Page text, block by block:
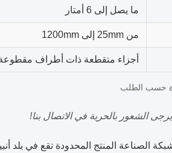
ما يصل إلى 6 أمتار
من 25mm إلى 1200mm
أجزاء متقطعة ذات أطراف
حسب الطلب
الشعور بالحرية في الاتصال بنا!